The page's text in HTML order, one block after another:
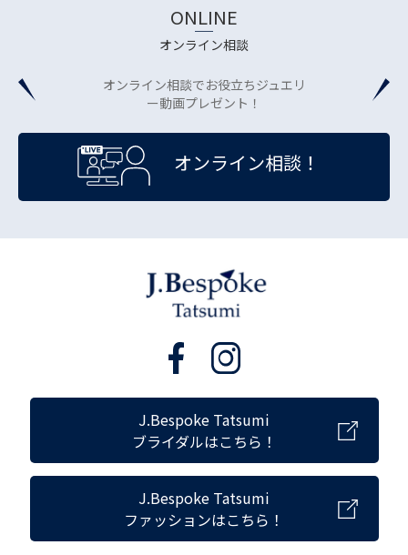
ONLINE
オンライン相談
オンライン相談でお役立ちジュエリ
ー動画プレゼント！
オンライン相談！
J.Bespoke Tatsumi
ブライダルはこちら！
J.Bespoke Tatsumi
ファッションはこちら！